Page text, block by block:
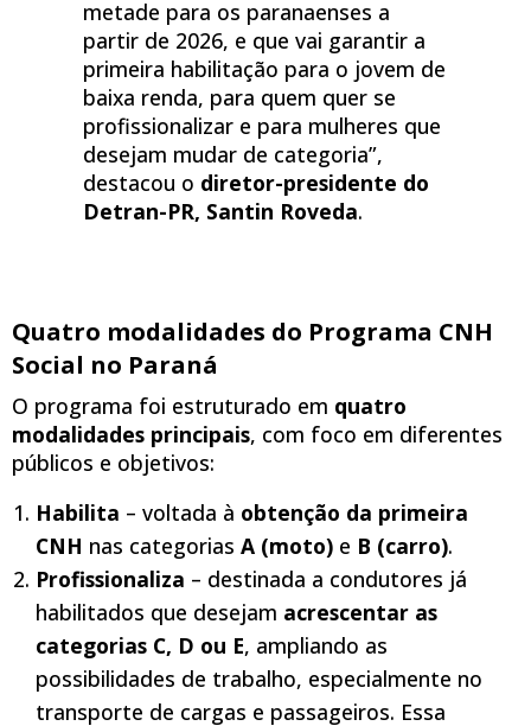
metade para os paranaenses a
partir de 2026, e que vai garantir a
primeira habilitação para o jovem de
baixa renda, para quem quer se
profissionalizar e para mulheres que
desejam mudar de categoria”,
destacou o diretor-presidente do
Detran-PR, Santin Roveda.
Quatro modalidades do Programa CNH
Social no Paraná
O programa foi estruturado em quatro
modalidades principais, com foco em diferentes
públicos e objetivos:
Habilita – voltada à obtenção da primeira
CNH nas categorias A (moto) e B (carro).
Profissionaliza – destinada a condutores já
habilitados que desejam acrescentar as
categorias C, D ou E, ampliando as
possibilidades de trabalho, especialmente no
transporte de cargas e passageiros. Essa